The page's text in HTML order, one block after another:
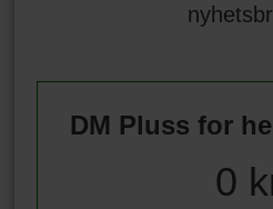
DM Pluss for
0